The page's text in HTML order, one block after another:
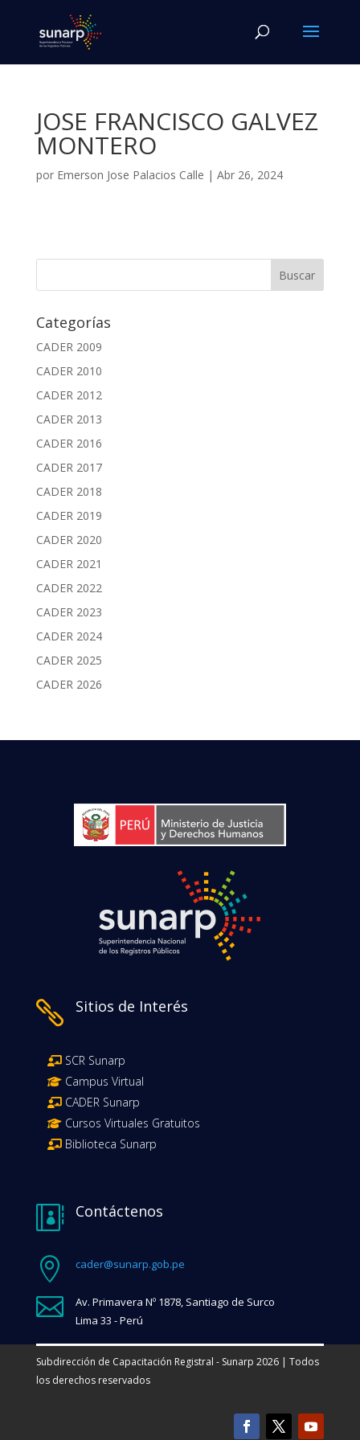
JOSE FRANCISCO GALVEZ
MONTERO
por Emerson Jose Palacios Calle | Abr 26, 2024
Categorías
CADER 2009
CADER 2010
CADER 2012
CADER 2013
CADER 2016
CADER 2017
CADER 2018
CADER 2019
CADER 2020
CADER 2021
CADER 2022
CADER 2023
CADER 2024
CADER 2025
CADER 2026
 Sitios de Interés
SCR Sunarp
Campus Virtual
CADER Sunarp
Cursos Virtuales Gratuitos
Biblioteca Sunarp
 Contáctenos
 cader@sunarp.gob.pe

Av. Primavera Nº 1878, Santiago de Surco
Lima 33 - Perú
Subdirección de Capacitación Registral - Sunarp 2026 | Todos
los derechos reservados